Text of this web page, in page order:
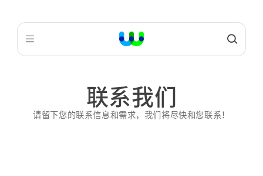
联系我们
请留下您的联系信息和需求，我们将尽快和您联系！